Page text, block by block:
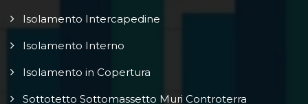
Isolamento Intercapedine
Isolamento Interno
Isolamento in Copertura
Sottotetto Sottomassetto Muri Controterra